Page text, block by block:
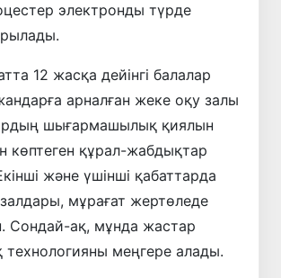
электронды түрде
12 жасқа дейінгі балалар
арналған жеке оқу залы
шығармашылық қиялын
көптеген құрал-жабдықтар
және үшінші қабаттарда
мұрағат жертөледе
Сондай-ақ, мұнда жастар
технологияны меңгере алады.